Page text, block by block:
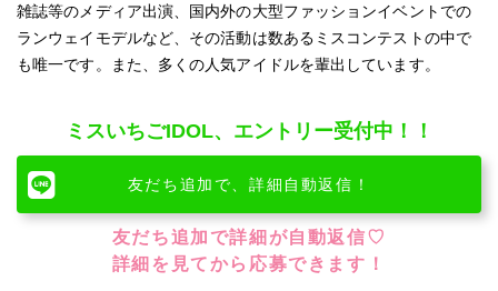
雑誌等のメディア出演、国内外の大型ファッションイベントでの
ランウェイモデルなど、その活動は数あるミスコンテストの中で
も唯一です。また、多くの人気アイドルを輩出しています。
ミスいちごIDOL、エントリー受付中！！
友だち追加で、詳細自動返信！
友だち追加で詳細が自動返信♡
詳細を見てから応募できます！